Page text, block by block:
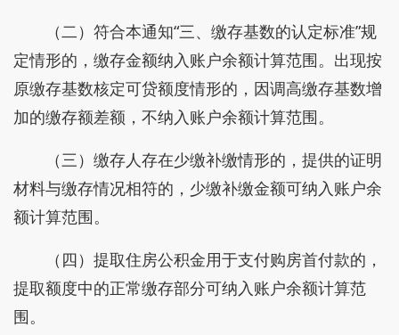
（二）符合本通知“三、缴存基数的认定标准”规
定情形的，缴存金额纳入账户余额计算范围。出现按
原缴存基数核定可贷额度情形的，因调高缴存基数增
加的缴存额差额，不纳入账户余额计算范围。
（三）缴存人存在少缴补缴情形的，提供的证明
材料与缴存情况相符的，少缴补缴金额可纳入账户余
额计算范围。
（四）提取住房公积金用于支付购房首付款的，
提取额度中的正常缴存部分可纳入账户余额计算范
围。